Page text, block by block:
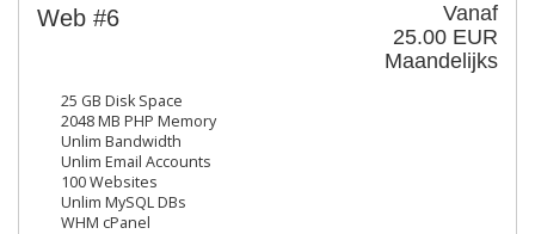
Vanaf
25.00 EUR
Maandelijks
Web #6
25 GB Disk Space
2048 MB PHP Memory
Unlim Bandwidth
Unlim Email Accounts
100 Websites
Unlim MySQL DBs
WHM cPanel